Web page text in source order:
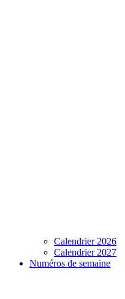
Calendrier 2026
Calendrier 2027
Numéros de semaine